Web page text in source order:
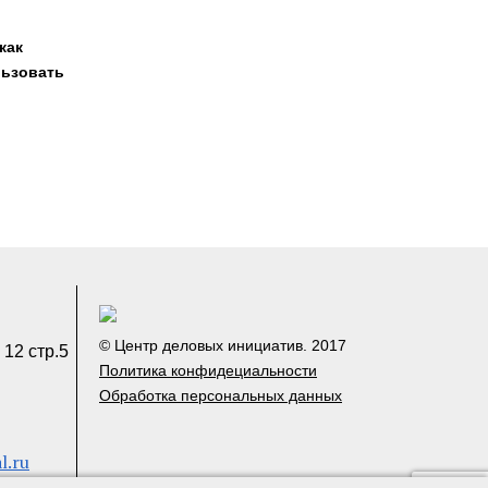
стр.5
© Центр деловых инициатив. 2017
Политика конфидециальности
Обработка персональных данных